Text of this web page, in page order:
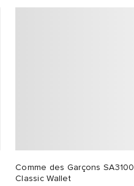
Comme des Garçons SA3100
Classic Wallet